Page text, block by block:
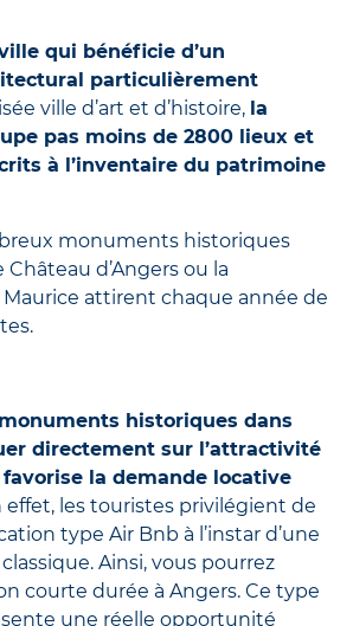
qui bénéficie d’un
particulièrement
ville d’art et d’histoire, la
pas moins de 2800 lieux et
à l’inventaire du patrimoine
monuments historiques
d’Angers ou la
attirent chaque année de
historiques dans
directement sur l’attractivité
la demande locative
effet, les touristes privilégient de
type Air Bnb à l’instar d’une
Ainsi, vous pourrez
courte durée à Angers. Ce type
une réelle opportunité